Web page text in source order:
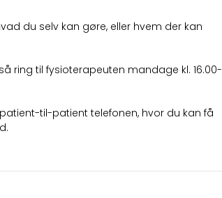
du selv kan gøre, eller hvem der kan
ring til fysioterapeuten mandage kl. 16.00-
til-patient telefonen, hvor du kan få